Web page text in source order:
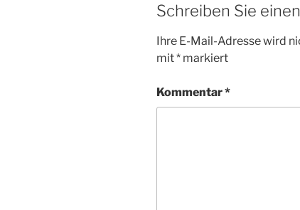
Schreiben Sie
Ihre E-Mail-Adresse wird
mit* markiert
Kommentar*